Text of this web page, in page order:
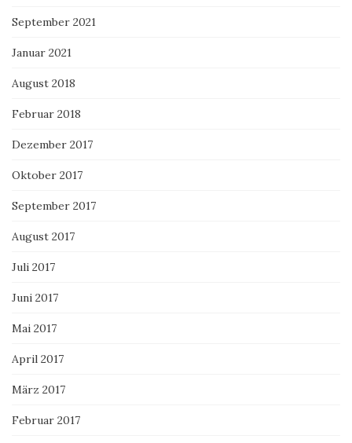
September 2021
Januar 2021
August 2018
Februar 2018
Dezember 2017
Oktober 2017
September 2017
August 2017
Juli 2017
Juni 2017
Mai 2017
April 2017
März 2017
Februar 2017